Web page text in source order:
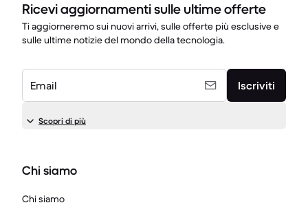
Ricevi aggiornamenti sulle ultime offerte
Ti aggiorneremo sui nuovi arrivi, sulle offerte più esclusive e
sulle ultime notizie del mondo della tecnologia.
Email Iscriviti
Scopri di più
Chi siamo
Chi siamo